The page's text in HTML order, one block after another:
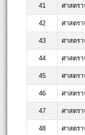
41 ศาสตร
42 ศาสตร
43 ศาสตร
44 ศาสตร
45 ศาสตร
46 ศาสตร
47 ศาสตร
48 ศาสตร